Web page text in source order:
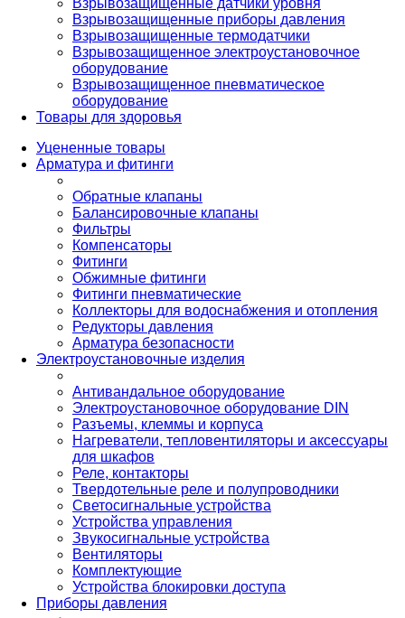
Взрывозащищенные приборы давления
Взрывозащищенные термодатчики
Взрывозащищенное электроустановочное
оборудование
Взрывозащищенное пневматическое
оборудование
Товары для здоровья
Уцененные товары
Арматура и фитинги
Обратные клапаны
Балансировочные клапаны
Фильтры
Компенсаторы
Фитинги
Обжимные фитинги
Фитинги пневматические
Коллекторы для водоснабжения и отопления
Редукторы давления
Арматура безопасности
Электроустановочные изделия
Антивандальное оборудование
Электроустановочное оборудование DIN
Разъемы, клеммы и корпуса
Нагреватели, тепловентиляторы и аксессуары
для шкафов
Реле, контакторы
Твердотельные реле и полупроводники
Светосигнальные устройства
Устройства управления
Звукосигнальные устройства
Вентиляторы
Комплектующие
Устройства блокировки доступа
Приборы давления